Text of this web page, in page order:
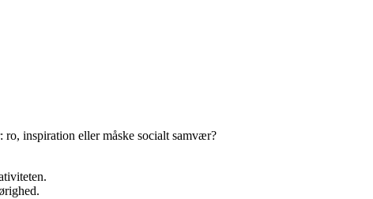
ro, inspiration eller måske socialt samvær?